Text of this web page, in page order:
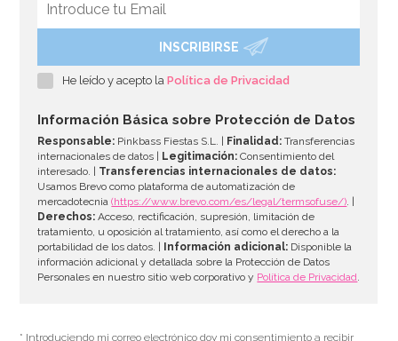
Globo nº 6 Dorado 86 cm
AÑADIR
INSCRIBIRSE
He leído y acepto laPolítica de Privacidad
Información Básica sobre Protección de Datos
Responsable: Pinkbass Fiestas S.L. | Finalidad: Transferencias
internacionales de datos |
Legitimación: Consentimiento del
interesado. | Transferencias internacionales de datos:
Usamos Brevo como plataforma de automatización de
mercadotecnia(https://www.brevo.com/es/legal/termsofuse/). |
Derechos: Acceso, rectificación, supresión, limitación de
tratamiento, u oposición al tratamiento, así como el derecho a la
portabilidad de los datos. |
Información adicional: Disponible la
información adicional y detallada sobre la Protección de Datos
Personales en nuestro sitio web corporativo y Política de Privacidad.
* Introduciendo mi correo electrónico doy mi consentimiento a recibir